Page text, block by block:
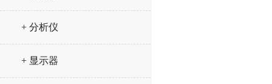
+ 分析仪
+ 显示器